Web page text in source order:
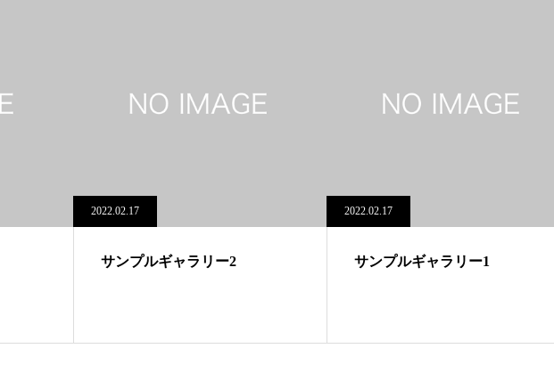
2022.02.17
サンプルギャラリー2
2022.02.17
サンプルギャラリー1